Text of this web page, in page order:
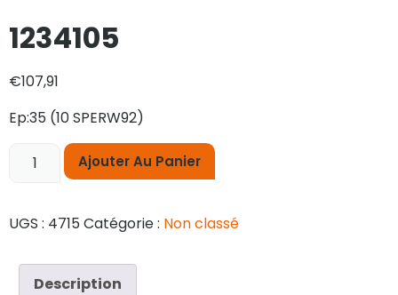
1234105
€107,91
Ep:35 (10 SPERW92)
Ajouter Au Panier
UGS : 4715 Catégorie : Non classé
Description